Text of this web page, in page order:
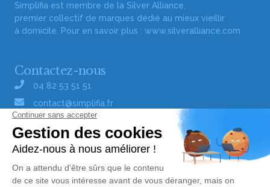
Simplifia est membre de la Silver Alliance,
premier collectif de marques dédié au mieux vieillir
à domicile. Pour en savoir plus : www.silveralliance.com
Contactez-nous
04 82 53 51 51
contact@simplifia.fr
Réseaux sociaux